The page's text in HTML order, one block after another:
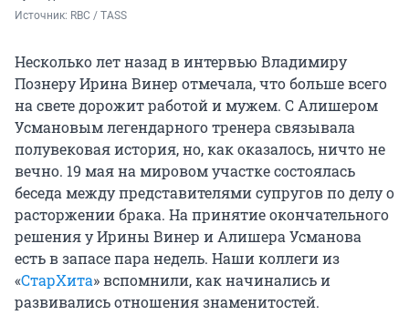
Источник: RBC / TASS
Несколько лет назад в интервью Владимиру
Познеру Ирина Винер отмечала, что больше всего
на свете дорожит работой и мужем. С Алишером
Усмановым легендарного тренера связывала
полувековая история, но, как оказалось, ничто не
вечно. 19 мая на мировом участке состоялась
беседа между представителями супругов по делу о
расторжении брака. На принятие окончательного
решения у Ирины Винер и Алишера Усманова
есть в запасе пара недель. Наши коллеги из
«СтарХита» вспомнили, как начинались и
развивались отношения знаменитостей.